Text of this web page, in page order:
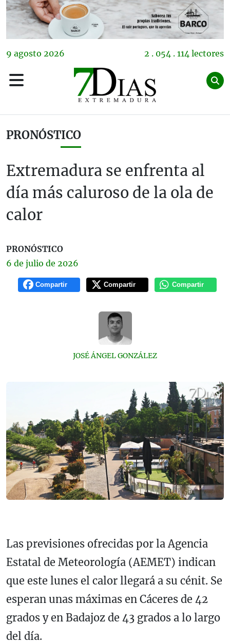
9 agosto 2026 2 . 054 . 114 lectores
PRONÓSTICO
Extremadura se enfrenta al
día más caluroso de la ola de
calor
PRONÓSTICO
6 de julio de 2026
Compartir Compartir Compartir
JOSÉ ÁNGEL GONZÁLEZ
Las previsiones ofrecidas por la Agencia
Estatal de Meteorología (AEMET) indican
que este lunes el calor llegará a su cénit. Se
esperan unas máximas en Cáceres de 42
grados y en Badajoz de 43 grados a lo largo
del día.